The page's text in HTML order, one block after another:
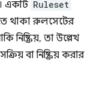
একটি Ruleset
থাকা রুলসেটের
তা উল্লেখ
বা নিষ্ক্রিয় করার